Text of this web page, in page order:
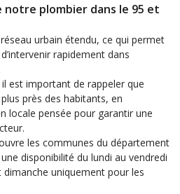
notre plombier dans le 95 et
réseau urbain étendu, ce qui permet
d’intervenir rapidement dans
est important de rappeler que
près des habitants, en
locale pensée pour garantir une
les communes du département
disponibilité du lundi au vendredi
uniquement pour les